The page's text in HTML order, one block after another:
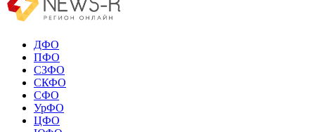
ДФО
ПФО
СЗФО
СКФО
СФО
УрФО
ЦФО